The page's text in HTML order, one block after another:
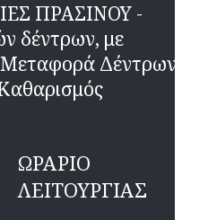
ΩΡΆΡΙΟ
ΛΕΙΤΟΥΡΓΊΑΣ
ΠΡΑΣΙΝΟΥ -
δέντρων, με
Μεταφορά Δέντρων